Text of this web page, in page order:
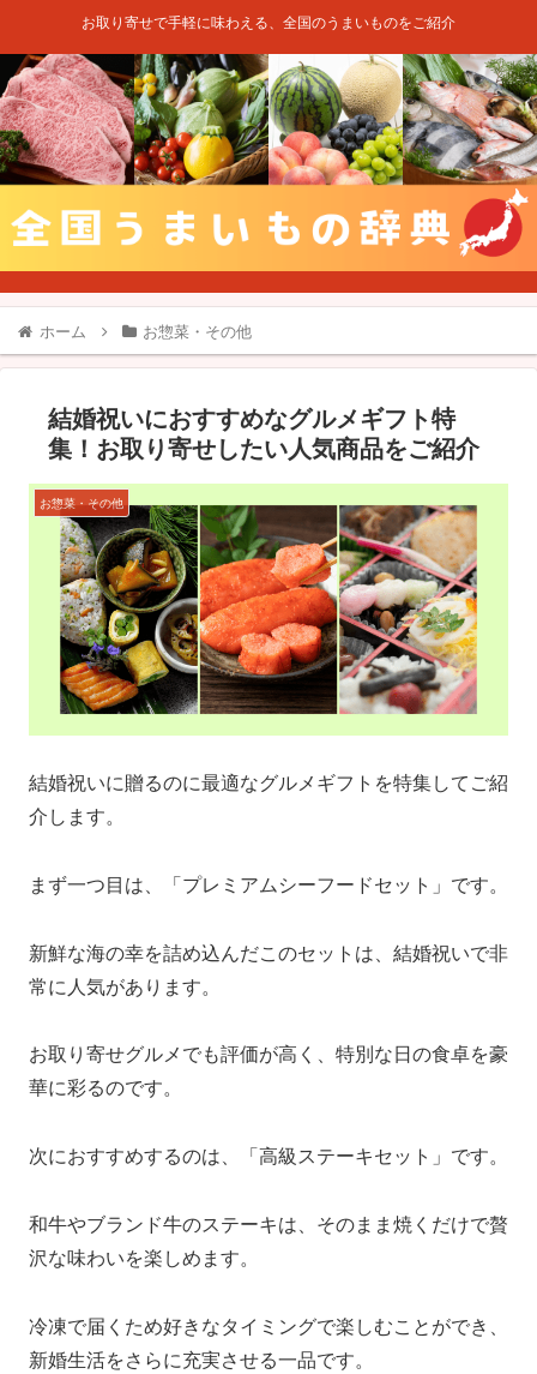
お取り寄せで手軽に味わえる、全国のうまいものをご紹介
ホーム お惣菜・その他
結婚祝いにおすすめなグルメギフト特
集！お取り寄せしたい人気商品をご紹介
お惣菜・その他
結婚祝いに贈るのに最適なグルメギフトを特集してご紹
介します。
まず一つ目は、「プレミアムシーフードセット」です。
新鮮な海の幸を詰め込んだこのセットは、結婚祝いで非
常に人気があります。
お取り寄せグルメでも評価が高く、特別な日の食卓を豪
華に彩るのです。
次におすすめするのは、「高級ステーキセット」です。
和牛やブランド牛のステーキは、そのまま焼くだけで贅
沢な味わいを楽しめます。
冷凍で届くため好きなタイミングで楽しむことができ、
新婚生活をさらに充実させる一品です。